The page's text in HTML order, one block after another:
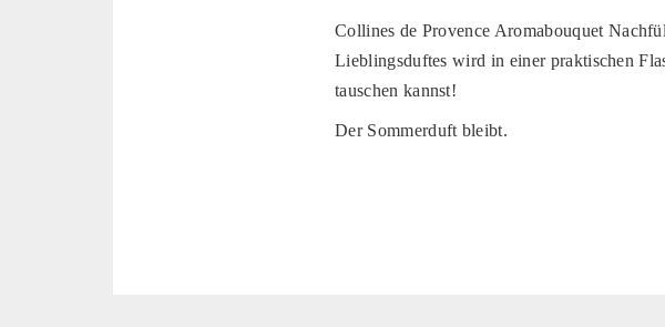
Collines de Provence Aromabouquet
Lieblingsduftes wird in einer praktischen
tauschen kannst!
Der Sommerduft bleibt.